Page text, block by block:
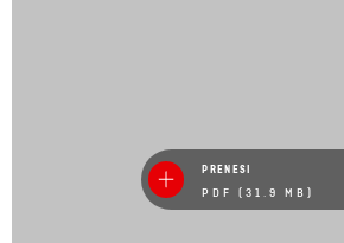
PRENESI
PDF (31.9 MB)